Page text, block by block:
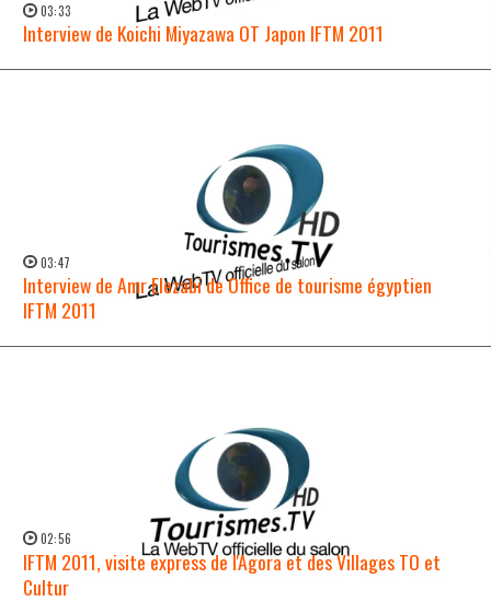
03:33
Interview de Koichi Miyazawa OT Japon IFTM 2011
03:47
Interview de Amr Elezabi de Office de tourisme égyptien
IFTM 2011
02:56
IFTM 2011, visite express de l'Agora et des Villages TO et
Cultur